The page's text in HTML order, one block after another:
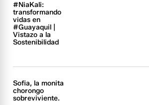
#NiaKali:
transformando
vidas en
#Guayaquil |
Vistazo a la
Sostenibilidad
Sofia, la monita
chorongo
sobreviviente.